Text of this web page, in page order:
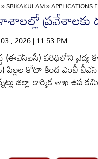
»SRIKAKULAM»APPLICATIONS
ప్రవేశాలకు
, 2026 | 11:53 PM
(ఈఎస్‌ఐసీ) పరిధిలోని
పిల్లల కోటా కింద ఎంబీ
జిల్లా కార్మిక శాఖ